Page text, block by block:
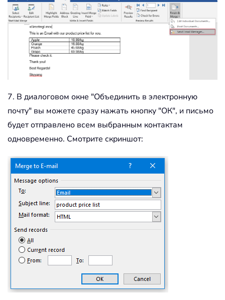
7. В диалоговом окне "Объединить в электронную
почту" вы можете сразу нажать кнопку "ОК", и письмо
будет отправлено всем выбранным контактам
одновременно. Смотрите скриншот: